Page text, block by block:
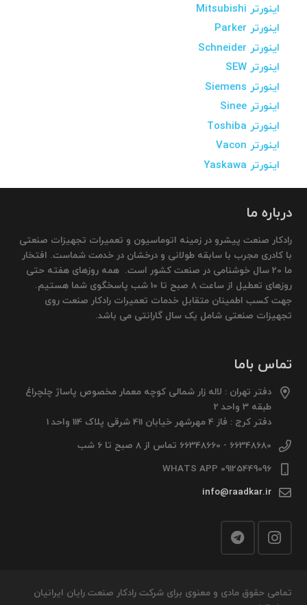
اینورتر Mitsubishi
اینورتر Parker
اینورتر Schneider
اینورتر SEW
اینورتر Siemens
اینورتر Sinee
اینورتر Toshiba
اینورتر Vacon
اینورتر Yaskawa
درباره ما
رادکار صنعت پیشرو در زمینه اتوماسیون و تعمیرات تجهیزات صنعتی
با کادری مجرب با سابقه طولانی و درخشان در خدمت شماست. افتخار
ما 20 سال خوشنامی در صنعت کشور است. همه روزهای هفته حتی
روزهای تعطیل از ساعت 8 صبح تا 10 شب پاسخگوی شما هستیم.
جهت کسب اطمینان متقابل خدمات تعمیرات رادکار صنعت روی
تجهیزات صنعتی شامل یک سال گارانتی می باشد.
تماس باما
دفتر تهران : لاله زار شمالی کوچه معمار مخصوص پاساژ چلچراغ
طبقه 3 واحد 2
دفتر کرج : فاز 4 مهرشهر خیابان 411 شرقی پلاک 114 واحد 1
66348680 - 66348660 تماس از 8 صبح تا 6 شب
09125449096 WHATS APP
info@raadkar.ir
تمامی حقوق مادی و معنوی برای شرکت رادکار صنعت رایان ایرانیان